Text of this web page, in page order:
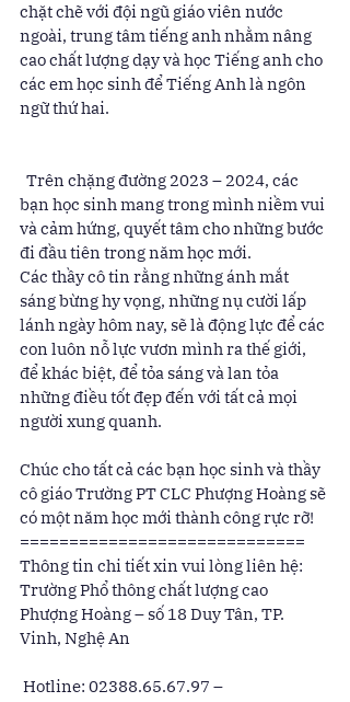
chặt chẽ với đội ngũ giáo viên nước
ngoài, trung tâm tiếng anh nhằm nâng
cao chất lượng dạy và học Tiếng anh cho
các em học sinh để Tiếng Anh là ngôn
ngữ thứ hai.
bạn học sinh mang trong mình niềm vui
và cảm hứng, quyết tâm cho những bước
đi đầu tiên trong năm học mới.
Các thầy cô tin rằng những ánh mắt
sáng bừng hy vọng, những nụ cười lấp
lánh ngày hôm nay, sẽ là động lực để các
con luôn nỗ lực vươn mình ra thế giới,
để khác biệt, để tỏa sáng và lan tỏa
những điều tốt đẹp đến với tất cả mọi
người xung quanh.
Chúc cho tất cả các bạn học sinh và thầy
cô giáo Trường PT CLC Phượng Hoàng sẽ
có một năm học mới thành công rực rỡ!
=============================
Thông tin chi tiết xin vui lòng liên hệ:
Trường Phổ thông chất lượng cao
Phượng Hoàng – số 18 Duy Tân, TP.
Vinh, Nghệ An